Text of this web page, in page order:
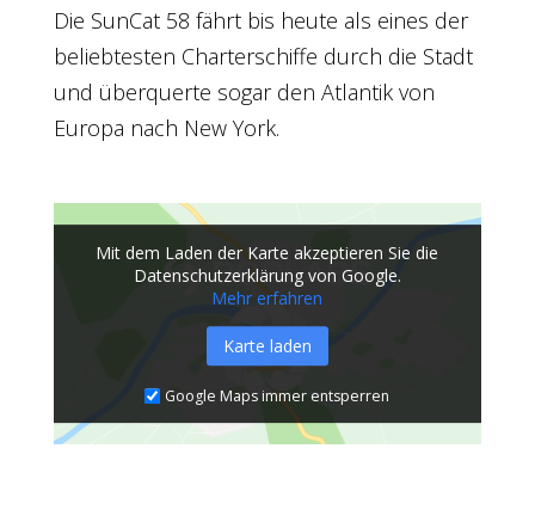
Die SunCat 58 fährt bis heute als eines der
beliebtesten Charterschiffe durch die Stadt
und überquerte sogar den Atlantik von
Europa nach New York.
Mit dem Laden der Karte akzeptieren Sie die
Datenschutzerklärung von Google.
Mehr erfahren
Karte laden
Google Maps immer entsperren